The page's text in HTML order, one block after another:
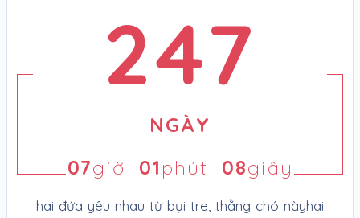
247
NGÀY
07giờ 01 phút 09giây
hai đứa yêu nhau từ bụi tre, thằng chó nàyhai